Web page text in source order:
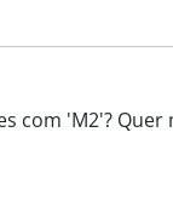
com 'M2'?